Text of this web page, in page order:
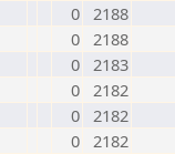
0 2188
0 2188
0 2183
0 2182
0 2182
0 2182